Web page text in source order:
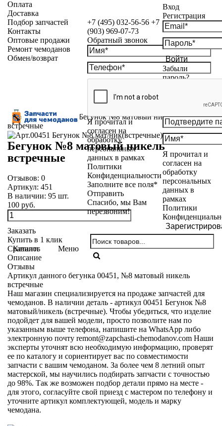
+7 (495) 032-56-56 +7
(903) 969-07-73
Обратный звонок
Я прочитал и
согласен на
обработку
персональных
данных в рамках
Политики
Конфиденциальности
Заполните все поля*
Отправить
Спасибо, мы Вам
перезвоним!
Вход
Регистрация
Войти
Забыли
пароль?
Я прочитал и
согласен на
обработку
персональных
данных в
рамках
Политики
Каталог Меню
Оплата
Доставка
Подбор запчастей
Контакты
Оптовые продажи
Ремонт чемоданов
Обмен/возврат
Каталог»Бегунки» Бегунок №8 матовый никель
встречные
Бегунок №8 матовый никель
встречные
Отзывов: 0
Артикул: 451
В наличии: 95 шт.
100 руб.
Заказать
Купить в 1 клик
Сравнить
Описание
Отзывы
Артикул данного бегунка 00451, №8 матовый никель
встречные
Наш магазин специализируется на продаже запчастей для
чемоданов. В наличии деталь - артикул 00451 Бегунок №8
матовый/никель (встречные). Чтобы убедиться, что изделие
подойдет для вашей модели, просто позволите нам по
указанным выше телефона, напишите на WhatsApp либо
электронную почту remont@zapchasti-chemodanov.com Наши
эксперты уточнят всю необходимую информацию, проверят
ее по каталогу и сориентирует вас по совместимости
запчасти с вашим чемоданом. За более чем 8 летний опыт
мастерской, мы научились подбирать запчасти с точностью
до 98%. Так же возможен подбор детали прямо на месте -
для этого, согласуйте свой приезд с мастером по телефону и
уточните артикул комплектующей, модель и марку
чемодана.